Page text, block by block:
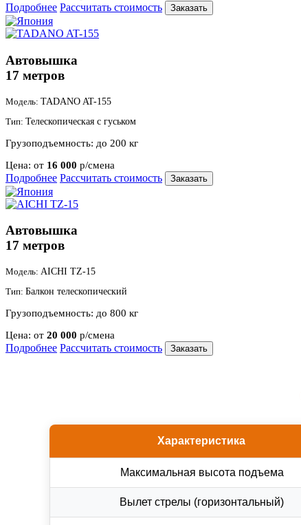
Подробнее Рассчитать стоимость Заказать
Автовышка
17 метров
Модель: TADANO AT-155
Тип: Телескопическая с гуськом
Грузоподъемность: до 200 кг
Цена: от 16 000 р/смена
Подробнее Рассчитать стоимость Заказать
Автовышка
17 метров
Модель: AICHI TZ-15
Тип: Балкон телескопический
Грузоподъемность: до 800 кг
Цена: от 20 000 р/смена
Подробнее Рассчитать стоимость Заказать
Характеристика
Максимальная высота подъема
Вылет стрелы (горизонтальный)